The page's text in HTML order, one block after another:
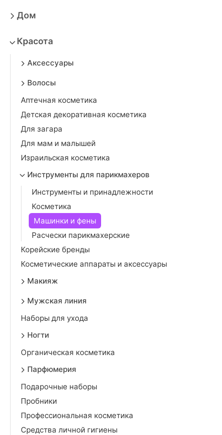
Дом
Красота
Аксессуары
Волосы
Аптечная косметика
Детская декоративная косметика
Для загара
Для мам и малышей
Израильская косметика
Инструменты для парикмахеров
Инструменты и принадлежности
Косметика
Машинки и фены
Расчески парикмахерские
Корейские бренды
Косметические аппараты и аксессуары
Макияж
Мужская линия
Наборы для ухода
Ногти
Органическая косметика
Парфюмерия
Подарочные наборы
Пробники
Профессиональная косметика
Средства личной гигиены